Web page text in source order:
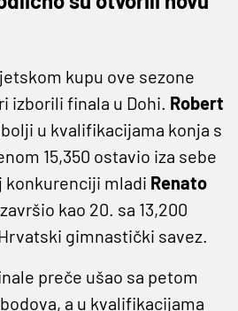
kupu ove sezone
izborili finala u Dohi. Robert
u kvalifikacijama konja s
15,350 ostavio iza sebe
konkurenciji mladi Renato
kao 20. sa 13,200
gimnastički savez.
preče ušao sa petom
a u kvalifikacijama